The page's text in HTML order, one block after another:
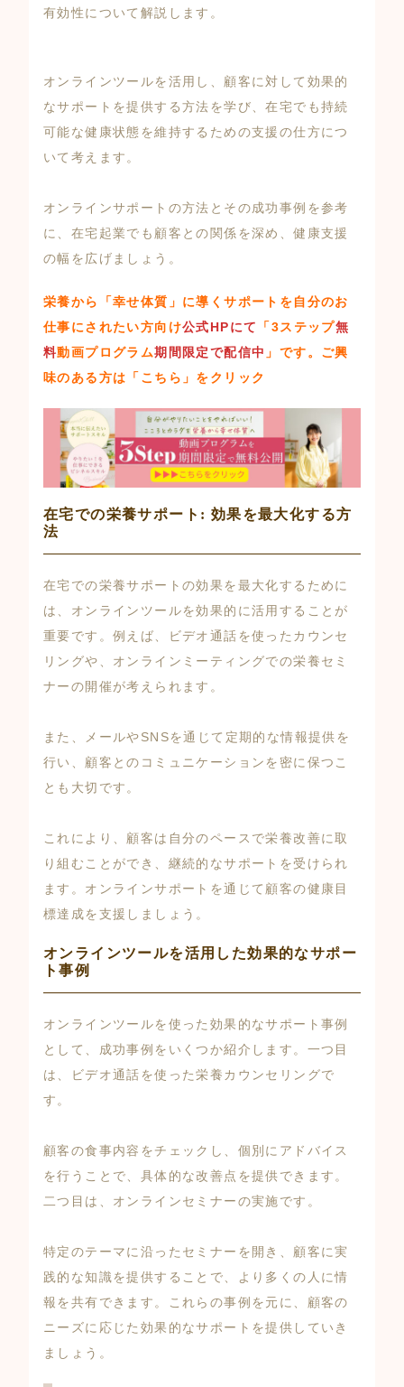
有効性について解説します。
オンラインツールを活用し、顧客に対して効果的
なサポートを提供する方法を学び、在宅でも持続
可能な健康状態を維持するための支援の仕方につ
いて考えます。
オンラインサポートの方法とその成功事例を参考
に、在宅起業でも顧客との関係を深め、健康支援
の幅を広げましょう。
栄養から「幸せ体質」に導くサポートを自分のお
仕事にされたい方向け公式HPにて 「3ステップ無
料動画プログラム期間限定で配信中 」 です。ご興
味のある方は 「こちら」 をクリック
在宅での栄養サポート: 効果を最大化する方
法
在宅での栄養サポートの効果を最大化するために
は、オンラインツールを効果的に活用することが
重要です。例えば、ビデオ通話を使ったカウンセ
リングや、オンラインミーティングでの栄養セミ
ナーの開催が考えられます。
また、メールやSNSを通じて定期的な情報提供を
行い、顧客とのコミュニケーションを密に保つこ
とも大切です。
これにより、顧客は自分のペースで栄養改善に取
り組むことができ、継続的なサポートを受けられ
ます。オンラインサポートを通じて顧客の健康目
標達成を支援しましょう。
オンラインツールを活用した効果的なサポー
ト事例
オンラインツールを使った効果的なサポート事例
として、成功事例をいくつか紹介します。一つ目
は、ビデオ通話を使った栄養カウンセリングで
す。
顧客の食事内容をチェックし、個別にアドバイス
を行うことで、具体的な改善点を提供できます。
二つ目は、オンラインセミナーの実施です。
特定のテーマに沿ったセミナーを開き、顧客に実
践的な知識を提供することで、より多くの人に情
報を共有できます。これらの事例を元に、顧客の
ニーズに応じた効果的なサポートを提供していき
ましょう。